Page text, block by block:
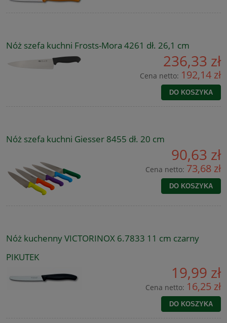
Nóż szefa kuchni Frosts-Mora 4261 dł. 26,1 cm
236,33 zł
Cena netto: 192,14 zł
DO KOSZYKA
Nóż szefa kuchni Giesser 8455 dł. 20 cm
90,63 zł
Cena netto: 73,68 zł
DO KOSZYKA
Nóż kuchenny VICTORINOX 6.7833 11 cm czarny
PIKUTEK
19,99 zł
Cena netto: 16,25 zł
DO KOSZYKA